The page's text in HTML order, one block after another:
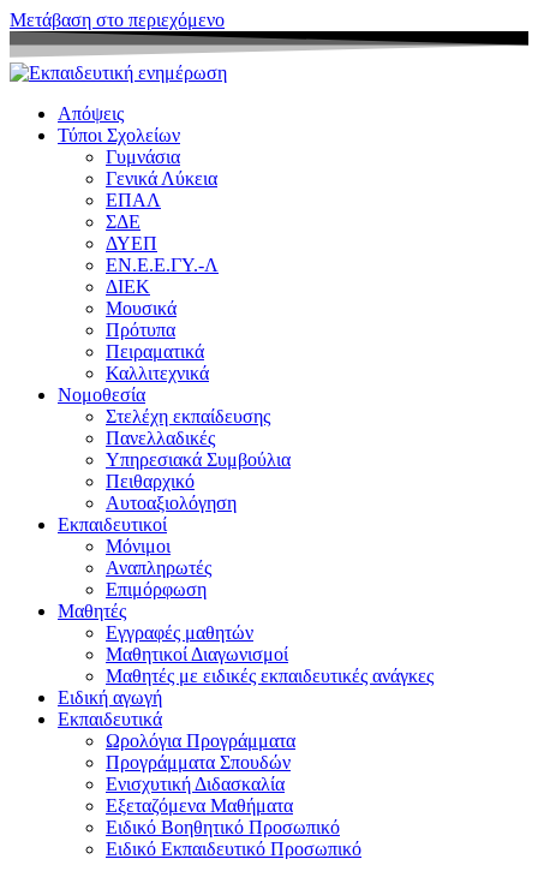
Μετάβαση στο περιεχόμενο
Απόψεις
Τύποι Σχολείων
Γυμνάσια
Γενικά Λύκεια
ΕΠΑΛ
ΣΔΕ
ΔΥΕΠ
ΕΝ.Ε.Ε.ΓΥ.-Λ
ΔΙΕΚ
Μουσικά
Πρότυπα
Πειραματικά
Καλλιτεχνικά
Νομοθεσία
Στελέχη εκπαίδευσης
Πανελλαδικές
Υπηρεσιακά Συμβούλια
Πειθαρχικό
Αυτοαξιολόγηση
Εκπαιδευτικοί
Μόνιμοι
Αναπληρωτές
Επιμόρφωση
Μαθητές
Εγγραφές μαθητών
Μαθητικοί Διαγωνισμοί
Μαθητές με ειδικές εκπαιδευτικές ανάγκες
Ειδική αγωγή
Εκπαιδευτικά
Ωρολόγια Προγράμματα
Προγράμματα Σπουδών
Ενισχυτική Διδασκαλία
Εξεταζόμενα Μαθήματα
Ειδικό Βοηθητικό Προσωπικό
Ειδικό Εκπαιδευτικό Προσωπικό